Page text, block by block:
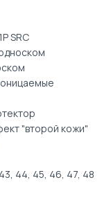
SRC
"второй кожи"
44, 45, 46, 47, 48